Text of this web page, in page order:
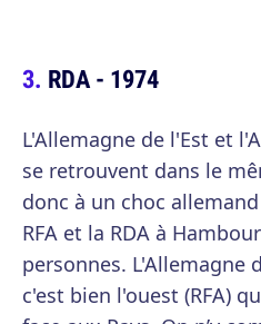
RDA - 1974
L'Allemagne de l'Est et
se retrouvent dans le
donc à un choc
RFA et la RDA à
personnes. L'Allemagne
c'est bien l'ouest (RFA)